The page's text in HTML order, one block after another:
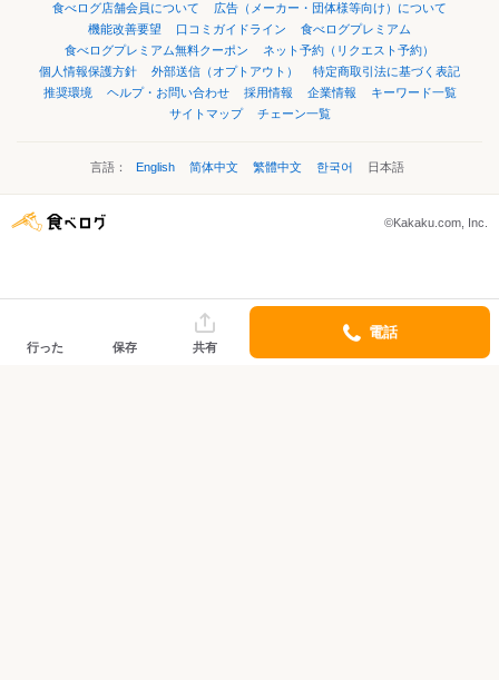
食べログ店舗会員について
広告（メーカー・団体様等向け）について
機能改善要望
口コミガイドライン
食べログプレミアム
食べログプレミアム無料クーポン
ネット予約（リクエスト予約）
個人情報保護方針
外部送信（オプトアウト）
特定商取引法に基づく表記
推奨環境
ヘルプ・お問い合わせ 採用情報 企業情報
キーワード一覧
サイトマップ
チェーン一覧
言語： English 简体中文 繁體中文 한국어 日本語
©Kakaku.com, Inc.
行った 保存 共有
電話